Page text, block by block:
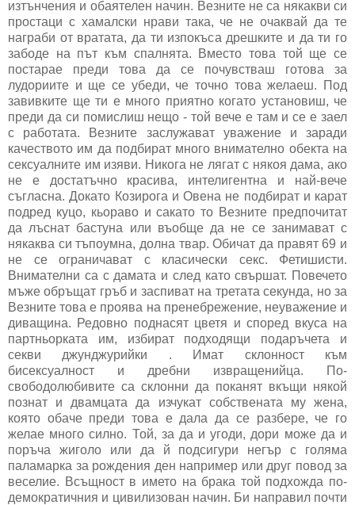
изтънчения и обаятелен начин. Везните не са някакви си
простаци с хамалски нрави така, че не очаквай да те
награби от вратата, да ти изпокъса дрешките и да ти го
забоде на път към спалнята. Вместо това той ще се
постарае преди това да се почувстваш готова за
лудориите и ще се убеди, че точно това желаеш. Под
завивките ще ти е много приятно когато установиш, че
преди да си помислиш нещо - той вече е там и се е заел
с работата. Везните заслужават уважение и заради
качеството им да подбират много внимателно обекта на
сексуалните им изяви. Никога не лягат с някоя дама, ако
не е достатъчно красива, интелигентна и най-вече
съгласна. Докато Козирога и Овена не подбират и карат
подред куцо, кьораво и сакато то Везните предпочитат
да лъснат бастуна или въобще да не се занимават с
някаква си тъпоумна, долна твар. Обичат да правят 69 и
не се ограничават с класически секс. Фетишисти.
Внимателни са с дамата и след като свършат. Повечето
мъже обръщат гръб и заспиват на третата секунда, но за
Везните това е проява на пренебрежение, неуважение и
диващина. Редовно поднасят цветя и според вкуса на
партньорката им, избират подходящи подаръчета и
секви джунджурийки . Имат склонност към
бисексуалност и дребни извращенийца. По-
свободолюбивите са склонни да поканят вкъщи някой
познат и двамцата да изчукат собствената му жена,
която обаче преди това е дала да се разбере, че го
желае много силно. Той, за да и угоди, дори може да и
поръча жиголо или да й подсигури негър с голяма
паламарка за рождения ден например или друг повод за
веселие. Всъщност в името на брака той подхожда по-
демократичния и цивилизован начин. Би направил почти